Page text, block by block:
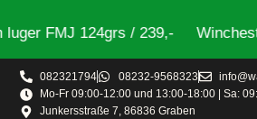
FMJ 124grs / 239,- Winchester
082321794 08232-9568323
Mo-Fr 09:00-12:00 und 13:00-18:00 | Sa:
Junkersstraße 7, 86836 Graben